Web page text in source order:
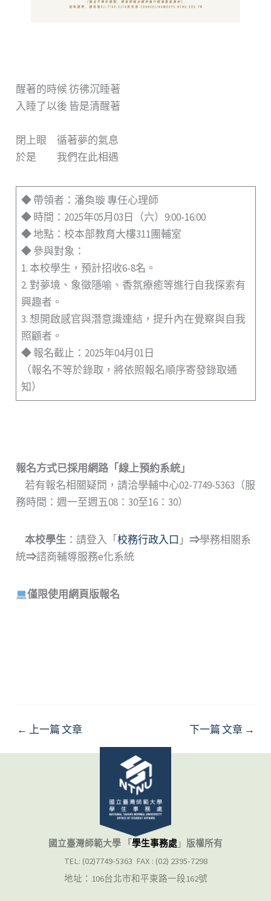
醒著的時候 彷彿沉睡著
入睡了以後 皆是清醒著
閉上眼 循著夢的氣息
於是 我們在此相遇
◆ 帶領者：潘奐璇 專任心理師
◆ 時間：2025年05月03日（六）9:00-16:00
◆ 地點：校本部教育大樓311團輔室
◆ 參與對象：
1. 本校學生，預計招收6-8名。
2. 對夢境、象徵隱喻、香氛療癒等進行自我探索有
興趣者。
3. 想開啟感官與潛意識連結，提升內在覺察與自我
照顧者。
◆ 報名截止：2025年04月01日
（報名不等於錄取，將依照報名順序寄發錄取通
知）
報名方式已採用網路「線上預約系統」
若有報名相關疑問，請洽學輔中心02-7749-5363（服
務時間：週一至週五08：30至16：30）
本校學生：請登入「校務行政入口 」 ⇒學務相關系
統⇒諮商輔導服務e化系統
僅限使用網頁版報名
← 上一篇 文章 下一篇 文章 →
國立臺灣師範大學 「學生事務處 」 版權所有
TEL: (02)7749-5363 FAX : (02) 2395-7298
地址：106台北市和平東路一段162號